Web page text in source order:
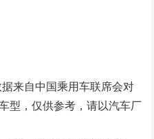
来自中国乘用车联席会对
型，仅供参考，请以汽车厂